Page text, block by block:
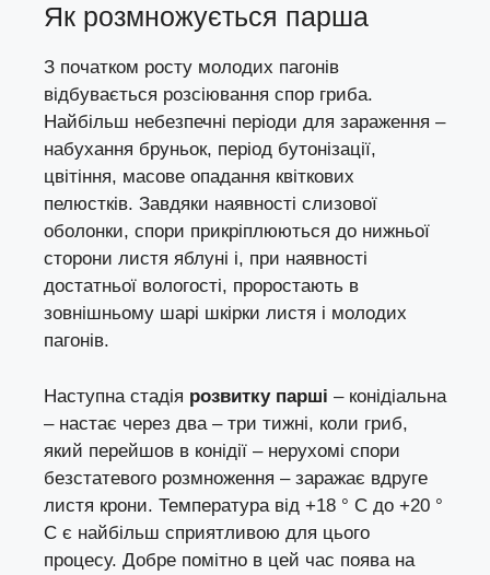
Як розмножується парша
З початком росту молодих пагонів
відбувається розсіювання спор гриба.
Найбільш небезпечні періоди для зараження –
набухання бруньок, період бутонізації,
цвітіння, масове опадання квіткових
пелюстків. Завдяки наявності слизової
оболонки, спори прикріплюються до нижньої
сторони листя яблуні і, при наявності
достатньої вологості, проростають в
зовнішньому шарі шкірки листя і молодих
пагонів.
Наступна стадія розвитку парші – конідіальна
– настає через два – три тижні, коли гриб,
який перейшов в конідії – нерухомі спори
безстатевого розмноження – заражає вдруге
листя крони. Температура від +18 ° C до +20 °
C є найбільш сприятливою для цього
процесу. Добре помітно в цей час поява на